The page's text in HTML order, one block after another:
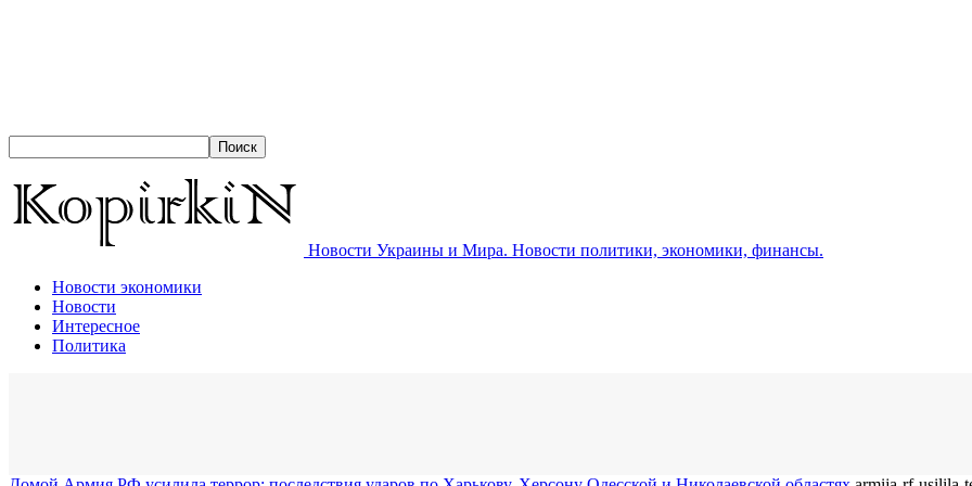
Новости Украины и Мира. Новости политики, экономики, финансы.
Новости экономики
Новости
Интересное
Политика